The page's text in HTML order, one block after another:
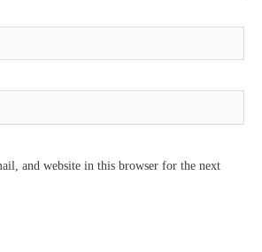
and website in this browser for the next